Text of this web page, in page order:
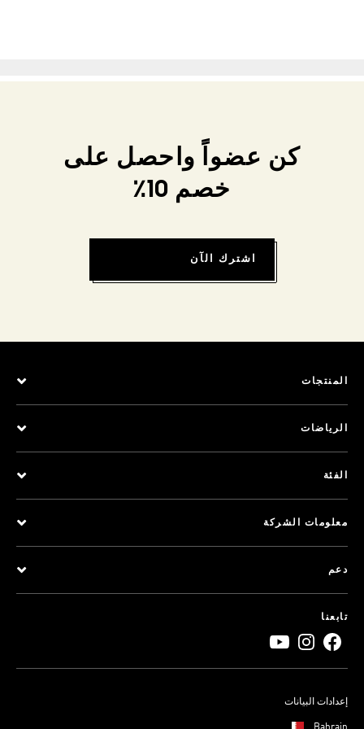
كن عضواً واحصل على
خصم 10٪
اشترك الآن
المنتجات
الرياضات
الفئة
معلومات الشركة
دعم
تابعنا
إعدادات البيانات